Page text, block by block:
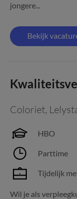
jongere...
Bekijk
Coloriet,
HBO
Parttime
Tijdelijk
Wil je als